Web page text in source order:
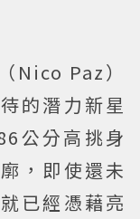
Nico Paz）
的潛力新星
公分高挑身
，即使還未
已經憑藉亮